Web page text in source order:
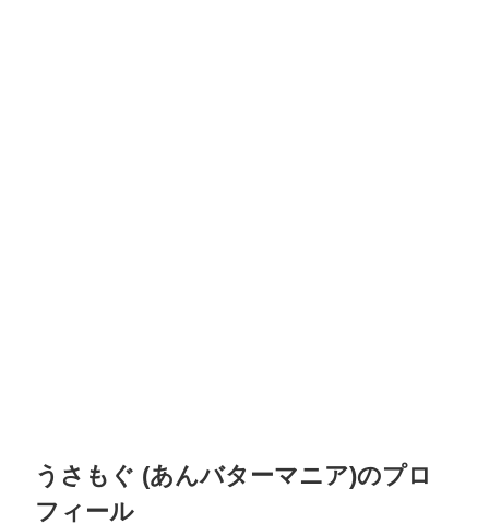
うさもぐ (あんバターマニア)のプロ
フィール